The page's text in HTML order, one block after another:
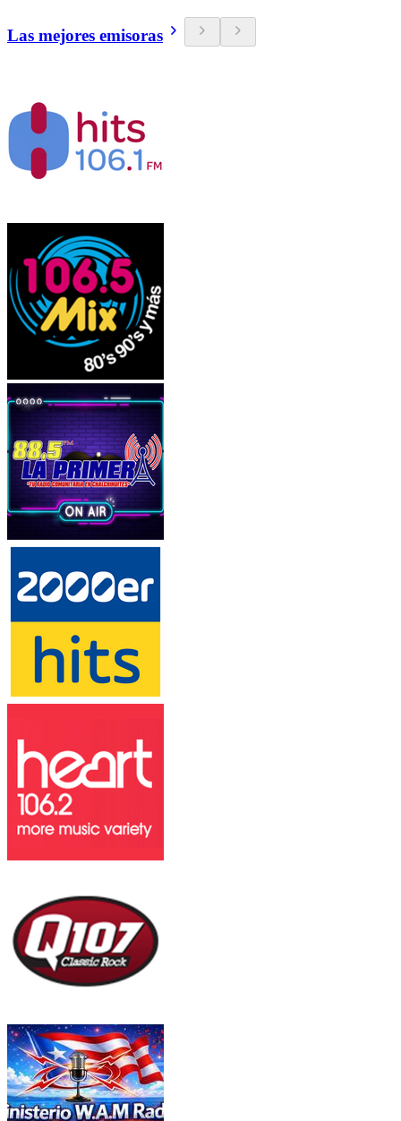
Las mejores emisoras